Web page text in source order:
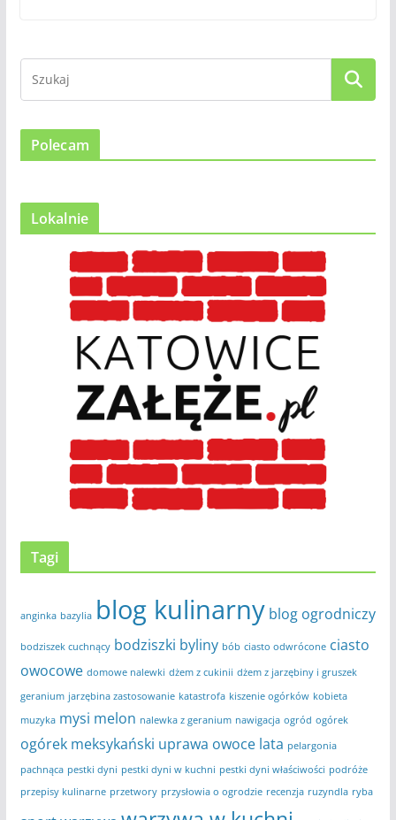
Polecam
Lokalnie
Tagi
anginka bazylia blog kulinarny blog ogrodniczy
bodziszek cuchnący bodziszki byliny bób ciasto odwrócone ciasto
owocowe domowe nalewki dżem z cukinii dżem z jarzębiny i gruszek
geranium jarzębina zastosowanie katastrofa kiszenie ogórków kobieta
muzyka mysi melon nalewka z geranium nawigacja ogród ogórek
ogórek meksykański uprawa owoce lata pelargonia
pachnąca pestki dyni pestki dyni w kuchni pestki dyni właściwości podróże
przepisy kulinarne przetwory przysłowia o ogrodzie recenzja ruzyndla ryba